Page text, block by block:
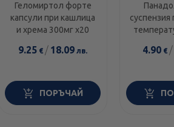
Геломиртол форте
капсули при кашлица
и хрема 300мг х20
9.25 € / 18.09 лв.
ПОРЪЧАЙ
суспензия
4.90€ /